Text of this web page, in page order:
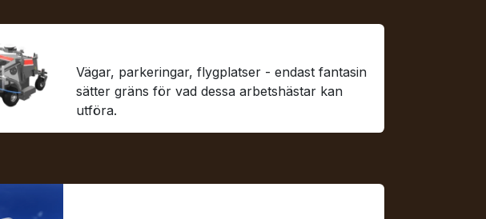
Vägar, parkeringar, flygplatser - endast fantasin
sätter gräns för vad dessa arbetshästar kan
utföra.